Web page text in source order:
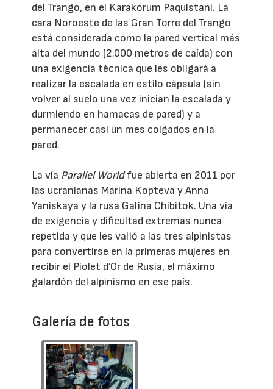
del Trango, en el Karakorum Paquistaní. La
cara Noroeste de las Gran Torre del Trango
está considerada como la pared vertical más
alta del mundo (2.000 metros de caída) con
una exigencia técnica que les obligará a
realizar la escalada en estilo cápsula (sin
volver al suelo una vez inician la escalada y
durmiendo en hamacas de pared) y a
permanecer casi un mes colgados en la
pared.
La vía Parallel Worldfue abierta en 2011 por
las ucranianas Marina Kopteva y Anna
Yaniskaya y la rusa Galina Chibitok. Una vía
de exigencia y dificultad extremas nunca
repetida y que les valió a las tres alpinistas
para convertirse en la primeras mujeres en
recibir el Piolet d’Or de Rusia, el máximo
galardón del alpinismo en ese país.
Galería de fotos